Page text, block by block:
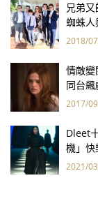
兄弟
蜘蛛人
2018/
情敵變
同台
2017/
Dleet
機」快
2021/